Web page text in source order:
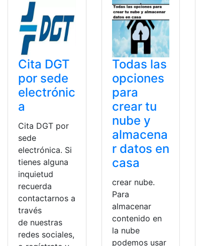
Cita DGT
por sede
electrónic
a
Cita DGT por
sede
electrónica. Si
tienes alguna
inquietud
recuerda
contactarnos a
través
de nuestras
redes sociales,
Todas las
opciones
para
crear tu
nube y
almacena
r datos en
casa
crear nube.
Para
almacenar
contenido en
la nube
podemos usar